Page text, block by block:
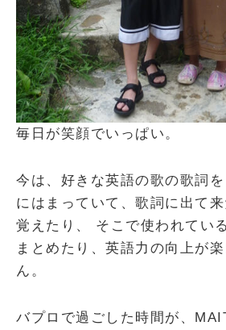
毎日が笑顔でいっぱい。
今は、好きな英語の歌の歌詞
にはまっていて、歌詞に出て
覚えたり、 そこで使われてい
まとめたり、英語力の向上が
ん。
バプロで過ごした時間が、